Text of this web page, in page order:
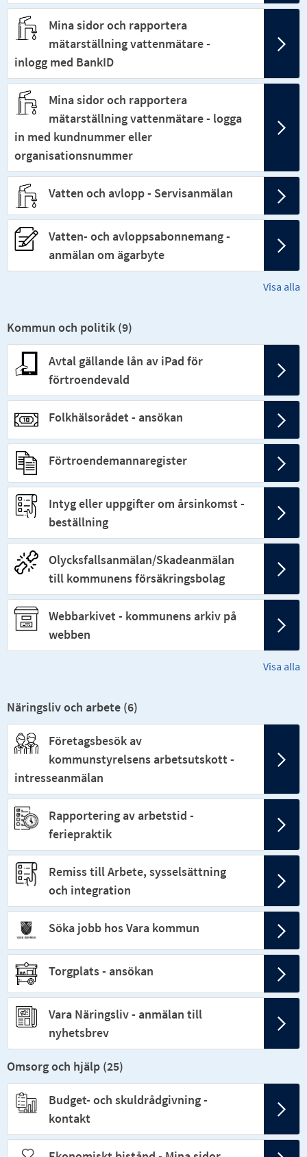
Mina sidor och rapportera
mätarställning vattenmätare -
inlogg med BankID
Mina sidor och rapportera
mätarställning vattenmätare - logga
in med kundnummer eller
organisationsnummer
Vatten och avlopp - Servisanmälan
Vatten- och avloppsabonnemang -
anmälan om ägarbyte
Visa alla
Kommun och politik (9)
Avtal gällande lån av iPad för
förtroendevald
Folkhälsorådet - ansökan
Förtroendemannaregister
Intyg eller uppgifter om årsinkomst -
beställning
Olycksfallsanmälan/Skadeanmälan
till kommunens försäkringsbolag
Webbarkivet - kommunens arkiv på
webben
Visa alla
Näringsliv och arbete (6)
Företagsbesök av
kommunstyrelsens arbetsutskott -
intresseanmälan
Rapportering av arbetstid -
feriepraktik
Remiss till Arbete, sysselsättning
och integration
Söka jobb hos Vara kommun
Torgplats - ansökan
Vara Näringsliv - anmälan till
nyhetsbrev
Omsorg och hjälp (25)
Budget- och skuldrådgivning -
kontakt